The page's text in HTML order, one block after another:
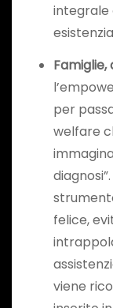
integrale
per
welfare
felice,
viene